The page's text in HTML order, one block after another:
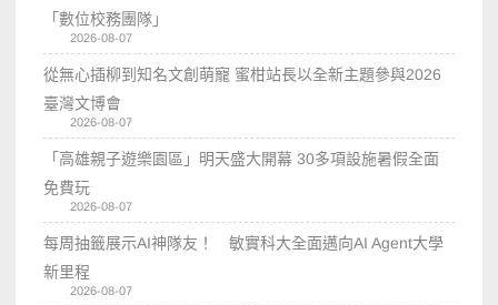
「數位校務團隊」
2026-08-07
從無心插柳到知名文創萌寵 蜜柑站長以全新主題參與2026
臺灣文博會
2026-08-07
「高雄親子遊樂園區」明天盛大開幕 30多項設施暑假全面
免費玩
2026-08-07
每周抽籤展示AI神隊友！ 敏實科大全面邁向AI Agent大學
新里程
2026-08-07